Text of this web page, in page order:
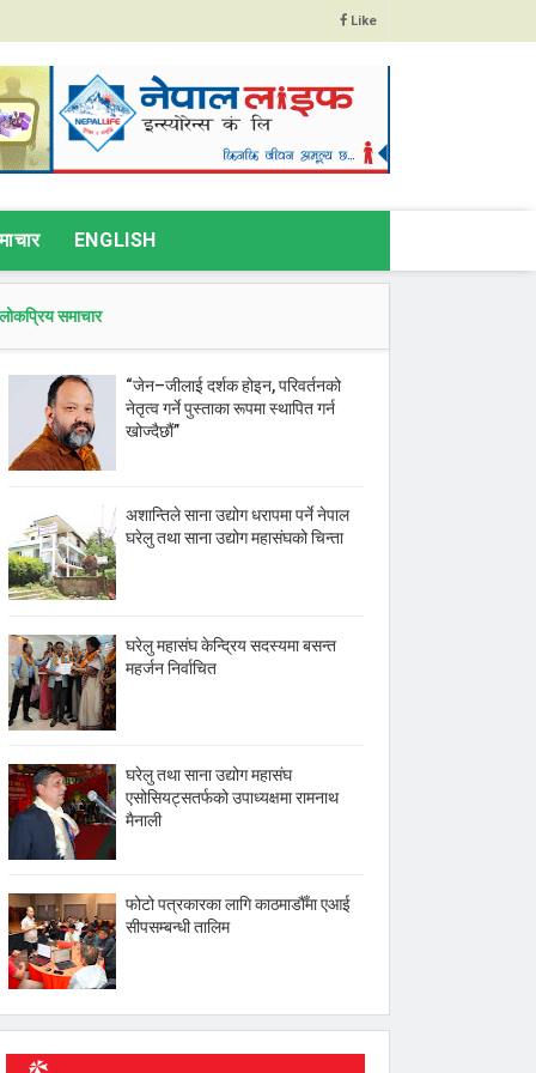
Like
ENGLISH
लोकप्रिय समाचार
“जेन–जीलाई दर्शक होइन, परिवर्तनको
नेतृत्व गर्ने पुस्ताका रूपमा स्थापित गर्न
खोज्दैछौं”
अशान्तिले साना उद्योग धरापमा पर्ने नेपाल
घरेलु तथा साना उद्योग महासंघको चिन्ता
घरेलु महासंघ केन्द्रिय सदस्यमा बसन्त
महर्जन निर्वाचित
घरेलु तथा साना उद्योग महासंघ
एसोसियट्सतर्फको उपाध्यक्षमा रामनाथ
मैनाली
फोटो पत्रकारका लागि काठमाडौँमा एआई
सीपसम्बन्धी तालिम